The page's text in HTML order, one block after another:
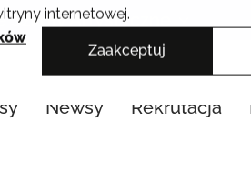
internetowej.
Zaakceptuj
Artystyczne
Newsy Rekrutacja